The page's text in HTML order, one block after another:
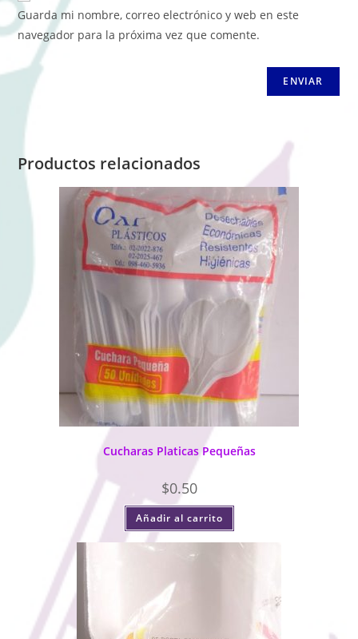
Guarda mi nombre, correo electrónico y web en este
navegador para la próxima vez que comente.
Productos relacionados
Cucharas Platicas Pequeñas
$0.50
Añadir al carrito